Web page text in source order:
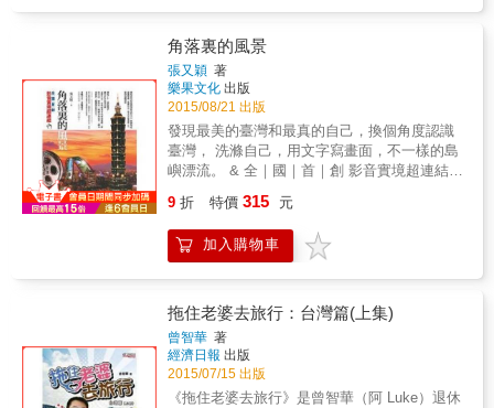
男子的美麗與哀愁。不訪金城武的伯朗大道，
米苔目。最後，在來看大海民宿裡，聽著浪濤
聲，緩緩入眠。 本書特色 1.台灣深度旅遊：本
書著重於介紹充滿人文氣息的百年老店、老屋
新生、經典地標，讓人深刻體會台灣之美。
2.17條散步路線：主文介紹該路線的特色、不
可錯過的精彩美景，並精選數個值得細細品味
的景點，適合一天至二天的輕鬆小旅行。 3.貼
間，方便靈活安排行程。路線最後都有「漫步
溫馨提醒」提供交通方式、住宿、美食的建
議。 4.QR碼隨手刷：提供各景點粉絲專頁QR
code，手機一刷就能獲得更多訊息。並附上17
時更便利。
成長的記憶相聯結， 在多得數不清的台南小吃
之中， 畫出365攤好吃有料又充滿故事的店
家， 這可是一件挑戰自我的「浩大」工程， 決
心達成之前要鉅細靡遺的準備功課， 還要嚐遍
所有的料理， 更重要的是一顆真正了解台南底
細的心， 才能下筆畫出店家和人和食物這當中
的感動。 & 書名是《邊吃邊畫》 聽起來好似輕
鬆， 其實真正呈現的繪畫功力， 就如同那些好
吃的小吃一般， 絕對是翹著大拇指讚不絕口
術， 欣賞畫作的藝術，以及每一個店家用心料
理的藝術， 都在書中展開，處處更見真滋味！
& 更多精彩內容請見
碼.pdf
角落裏的風景
張又穎 著
樂果文化 出版
2015/08/21 出版
發現最美的臺灣和最真的自己，換個角度認識
臺灣， 洗滌自己，用文字寫畫面，不一樣的島
嶼漂流。 & 全｜國｜首｜創 影音實境超連結 &
對生活， 這些故事可以給你溫暖， 給你方法，
給你另一種視角和思考， 讓未來的你， 感謝現
在的自己。 & 打開情感，從最美的角落裏感受
臺灣應該有的味道。 & 要麼行走，要麼讀書，
身體和靈魂，必須有一個在路上。
9 折 特價 315 元
加入購物車
拖住老婆去旅行：台灣篇(上集)
曾智華 著
經濟日報 出版
2015/07/15 出版
《拖住老婆去旅行》是曾智華（阿 Luke）退休